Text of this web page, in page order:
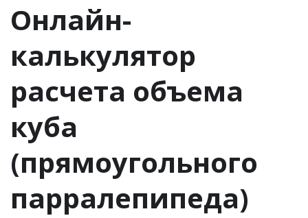
Онлайн-
калькулятор
расчета объема
куба
(прямоугольного
парралепипеда)